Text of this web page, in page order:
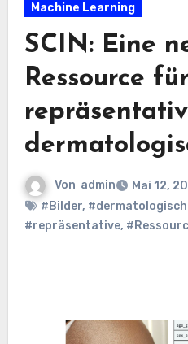
Machine Learning
SCIN: Eine
Ressource für
Von admin
Mai 12,
#Bilder,
#repräsentative,